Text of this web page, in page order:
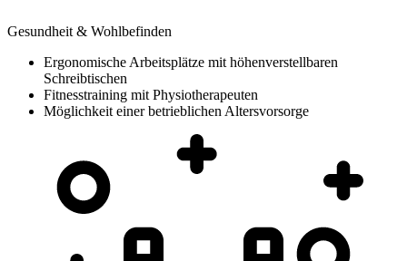
Gesundheit & Wohlbefinden
Ergonomische Arbeitsplätze mit höhenverstellbaren
Schreibtischen
Fitnesstraining mit Physiotherapeuten
Möglichkeit einer betrieblichen Altersvorsorge